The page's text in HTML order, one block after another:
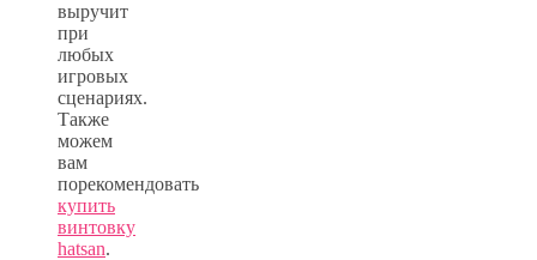
выручит
при
любых
игровых
сценариях.
Также
можем
вам
порекомендовать
купить
винтовку
hatsan.